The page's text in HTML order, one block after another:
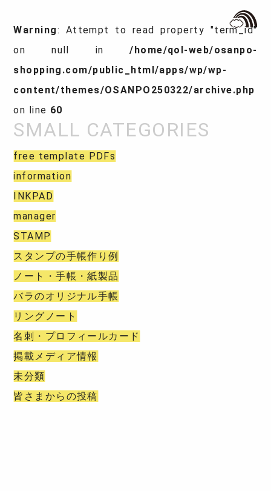
Warning: Attempt to read property "term_id"
on null in/home/qol-web/osanpo-
shopping.com/public_html/apps/wp/wp-
content/themes/OSANPO250322/archive.php
on line 60
free template PDFs
information
INKPAD
manager
STAMP
スタンプの手帳作り例
ノート・手帳・紙製品
バラのオリジナル手帳
リングノート
名刺・プロフィールカード
掲載メディア情報
未分類
皆さまからの投稿